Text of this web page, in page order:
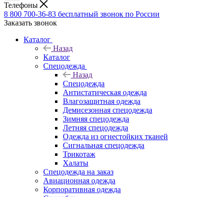
Телефоны
8 800 700-36-83 бесплатный звонок по России
Заказать звонок
Каталог
Назад
Каталог
Спецодежда
Назад
Спецодежда
Антистатическая одежда
Влагозащитная одежда
Демисезонная спецодежда
Зимняя спецодежда
Летняя спецодежда
Одежда из огнестойких тканей
Сигнальная спецодежда
Трикотаж
Халаты
Спецодежда на заказ
Авиационная одежда
Корпоративная одежда